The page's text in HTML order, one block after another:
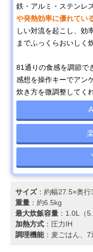
炊飯器
土鍋ご
鉄・アルミ・ステンレ
や発熱効率に優れてい
しい対流を起こし、効
までふっくらおいしく
81通りの食感を調節で
感想を操作キーでアン
炊き方を微調整してく
サイズ：約幅27.5×奥
重量 ：約6.5kg
最大炊飯容量 ：1.0L（
加熱方式 ：圧力IH
調理機能：麦ごはん、